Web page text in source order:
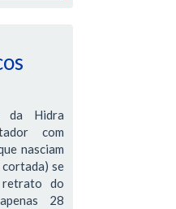
da Hidra
com
nasciam
se
do
28